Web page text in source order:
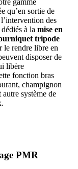
qu’en sortie de
des
à la mise en
tripode
le rendre libre en
disposer de
libère
fonction bras
champignon
système de
PMR